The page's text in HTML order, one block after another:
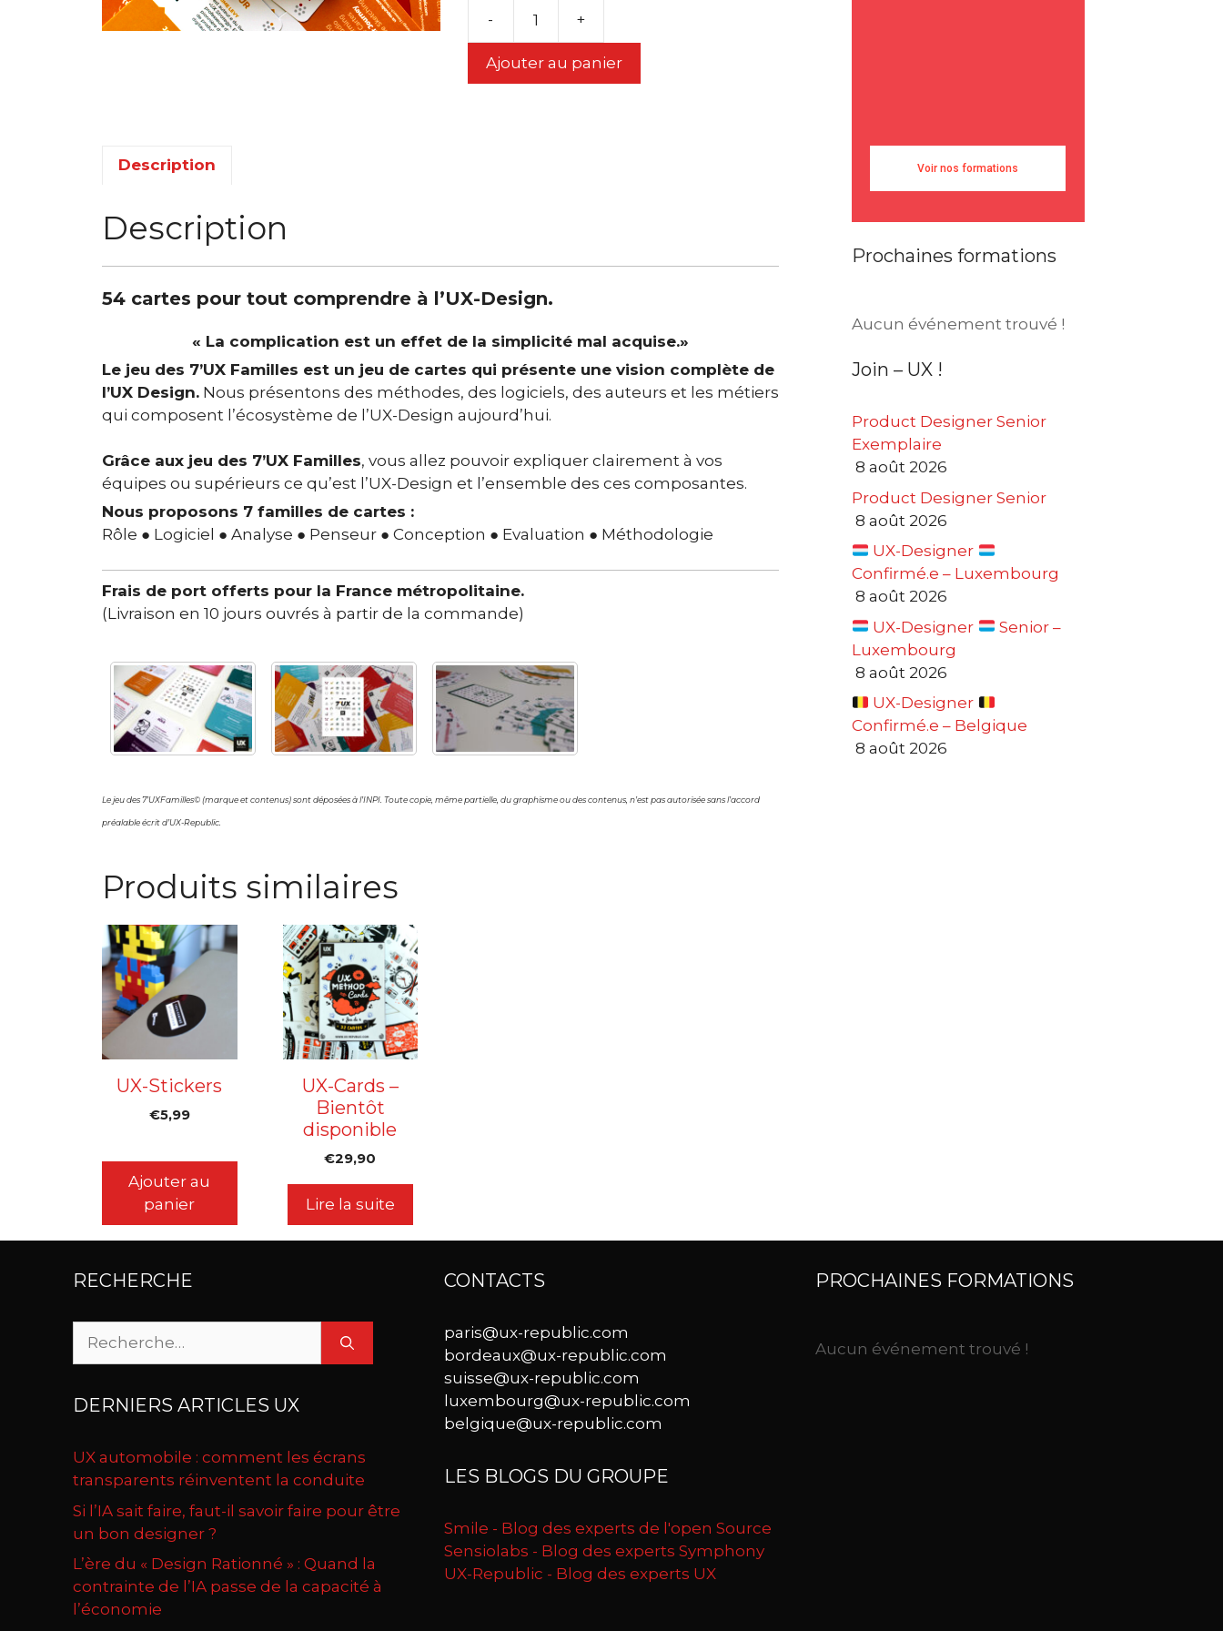
- +
Ajouter au panier
Description
Description
54 cartes pour tout comprendre à l’UX-Design.
« La complication est un effet de la simplicité mal acquise.»
Le jeu des 7’UX Familles est un jeu de cartes qui présente une vision complète de
l’UX Design. Nous présentons des méthodes, des logiciels, des auteurs et les métiers
qui composent l’écosystème de l’UX-Design aujourd’hui.
Grâce aux jeu des 7’UX Familles, vous allez pouvoir expliquer clairement à vos
équipes ou supérieurs ce qu’est l’UX-Design et l’ensemble des ces composantes.
Nous proposons 7 familles de cartes :
Rôle ● Logiciel ● Analyse ● Penseur ● Conception ● Evaluation ● Méthodologie
Frais de port offerts pour la France métropolitaine.
(Livraison en 10 jours ouvrés à partir de la commande)
Le jeu des 7’UXFamilles© (marque et contenus) sont déposées à l’INPI. Toute copie, même partielle, du graphisme ou des contenus, n’est pas autorisée sans l’accord
préalable écrit d’UX-Republic.
Produits similaires
UX-Stickers
€5,99
Ajouter au
panier
UX-Cards –
Bientôt
disponible
€29,90
Lire la suite
Voir nos formations
Prochaines formations
Aucun événement trouvé !
Join – UX !
Product Designer Senior
Exemplaire
8 août 2026
Product Designer Senior
8 août 2026
UX-Designer
Confirmé.e – Luxembourg
8 août 2026
UX-Designer
Senior –
Luxembourg
8 août 2026
UX-Designer
Confirmé.e – Belgique
8 août 2026
RECHERCHE
Rechercher :
DERNIERS ARTICLES UX
UX automobile : comment les écrans
transparents réinventent la conduite
Si l’IA sait faire, faut-il savoir faire pour être
un bon designer ?
L’ère du « Design Rationné » : Quand la
contrainte de l’IA passe de la capacité à
l’économie
CONTACTS
paris@ux-republic.com
bordeaux@ux-republic.com
suisse@ux-republic.com
luxembourg@ux-republic.com
belgique@ux-republic.com
LES BLOGS DU GROUPE
Smile - Blog des experts de l'open Source
Sensiolabs - Blog des experts Symphony
UX-Republic - Blog des experts UX
PROCHAINES FORMATIONS
Aucun événement trouvé !